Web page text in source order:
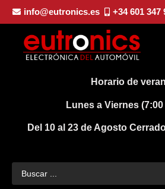
info@eutronics.es +34 601 347
Horario de
Lunes a Viernes (7:00
Del 10 al 23 de Agosto